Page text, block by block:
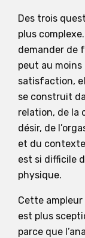
Des trois
plus
demander de
peut au
satisfaction,
se construit
relation, de la
désir, de
et du
est si difficile
physique.
Cette
est plus
parce que